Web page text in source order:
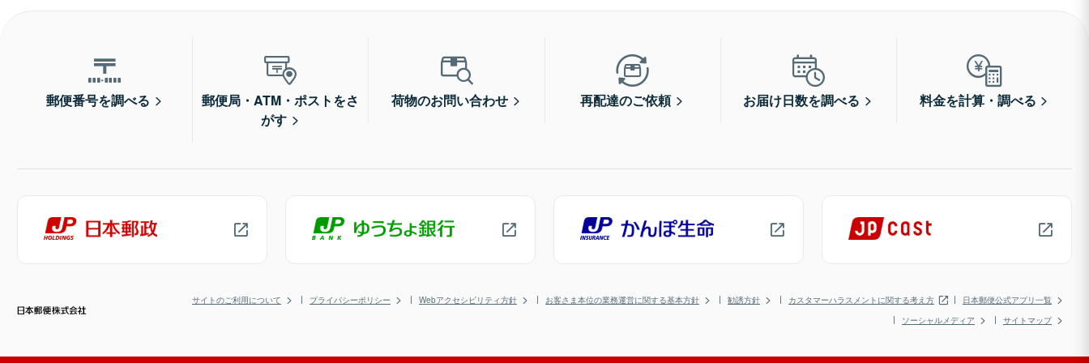
郵便番号を調べる
郵便局・ATM・ポストをさ
がす
荷物のお問い合わせ 再配達のご依頼 お届け日数を調べる 料金を計算・調べる
サイトのご利用について プライバシーポリシー Webアクセシビリティ方針 お客さま本位の業務運営に関する基本方針 勧誘方針 カスタマーハラスメントに関する考え方
日本郵便公式アプリ一覧
ソーシャルメディア
サイトマップ